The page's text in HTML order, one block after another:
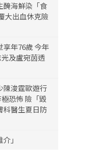
醃海鮮染「食
大出血休克險
享年76歲 今年
及盧宛茵透
陳浚霆歐遊行
恐怖 險「毀
科醫生夏日防
」